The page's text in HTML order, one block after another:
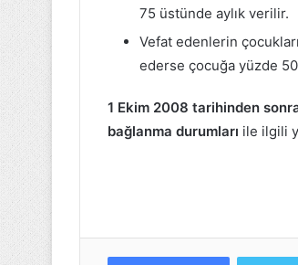
75 üstünde aylık verilir.
Vefat edenlerin
ederse çocuğa yüzde
1 Ekim 2008 tarihinden
bağlanma durumları ile ilgili